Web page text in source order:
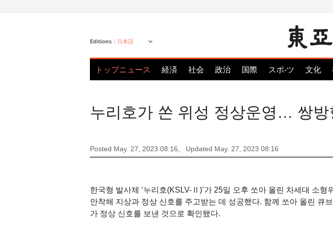
Editions 日本語
トップニュース 経済 社会 政治 国際 スポ-ツ 文化
누리호가 쏜 위성 정상운영… 쌍방
Posted May. 27, 2023 08:16, Updated May. 27, 2023 08:16
한국형 발사체 ‘누리호(KSLV-Ⅱ)’가 25일 오후 쏘아 올린 차세대 소형
안착해 지상과 정상 신호를 주고받는 데 성공했다. 함께 쏘아 올린 큐
가 정상 신호를 보낸 것으로 확인됐다.